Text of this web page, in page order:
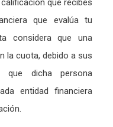
que recibes
que evalúa tu
considera que una
la cuota, debido a sus
que dicha persona
entidad financiera